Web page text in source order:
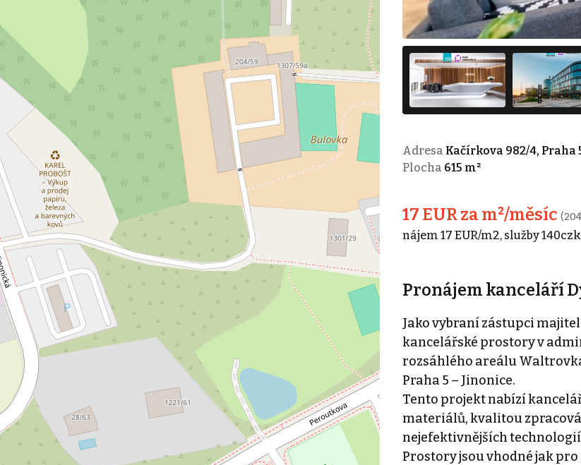
Adresa Kačírkova 982/4, Praha
Plocha 615 m²
17 EUR za m²/měsíc
nájem 17 EUR/m2, služby
Pronájem kanceláří
Jako vybraní zástupci
kancelářské prostory v
rozsáhlého areálu
Praha 5 – Jinonice.
Tento projekt nabízí
materiálů, kvalitou
nejefektivnějších
Prostory jsou vhodné jak